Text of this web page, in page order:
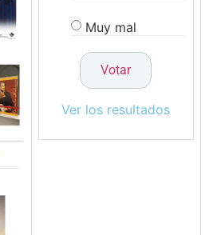
Muy mal
Ver los resultados